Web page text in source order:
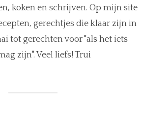
koken en schrijven. Op mijn site
gerechtjes die klaar zijn in
tot gerechten voor "als het iets
zijn". Veel liefs! Trui